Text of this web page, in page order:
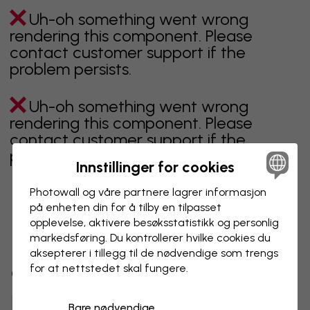
Uh-oh something went wrong
rendering this component. Please
contact customer support if the
problem persists.
Uh-oh something went wrong
rendering this component. Please
contact customer support if the
problem persists.
Viser side 1 av 45 sider
Oppdag fleire kategoriar
Innstillinger for cookies
Photowall og våre partnere lagrer informasjon
på enheten din for å tilby en tilpasset
opplevelse, aktivere besøks­statistikk og personlig
markedsføring. Du kontrollerer hvilke cookies du
aksepterer i tillegg til de nødvendige som trengs
for at nettstedet skal fungere.